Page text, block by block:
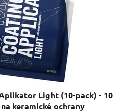
Light (10-pack) - 10
keramické ochrany